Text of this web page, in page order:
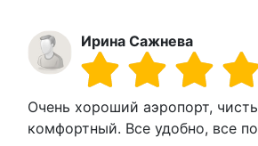
Ирина Сажнева
Очень хороший аэропорт,
комфортный. Все удобно, все